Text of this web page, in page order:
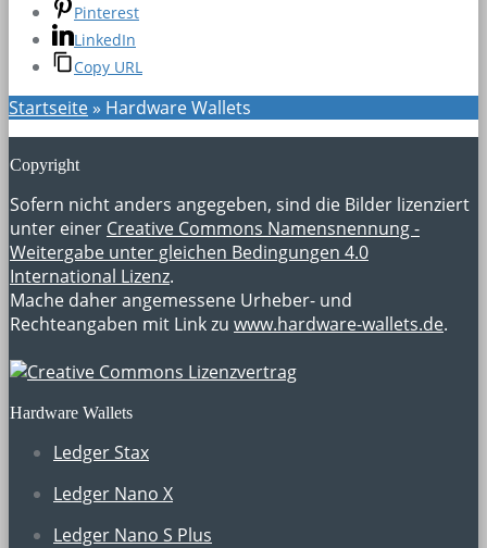
Pinterest
LinkedIn
Copy URL
Startseite» Hardware Wallets
Copyright
Sofern nicht anders angegeben, sind die Bilder lizenziert
unter einer Creative Commons Namensnennung -
Weitergabe unter gleichen Bedingungen 4.0
International Lizenz.
Mache daher angemessene Urheber- und
Rechteangaben mit Link zu www.hardware-wallets.de.
Hardware Wallets
Ledger Stax
Ledger Nano X
Ledger Nano S Plus